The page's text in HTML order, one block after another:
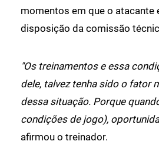
momentos em que o atacante
disposição da comissão
"Os treinamentos e essa
dele, talvez tenha sido o fator
dessa situação. Porque
condições de jogo),
afirmou o treinador.